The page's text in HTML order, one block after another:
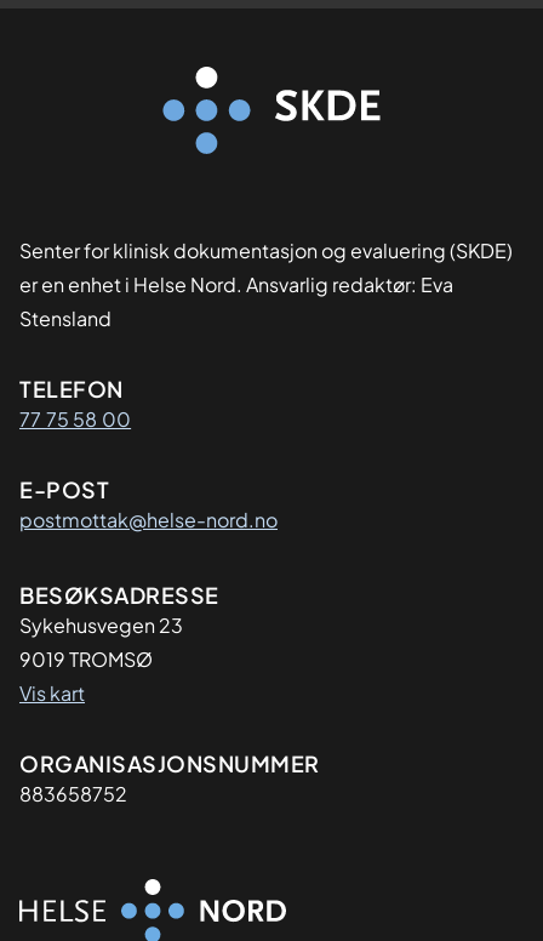
Senter for klinisk dokumentasjon og evaluering (SKDE)
er en enhet i Helse Nord. Ansvarlig redaktør: Eva
Stensland
Kontaktinformasjon
TELEFON
77 75 58 00
E-POST
postmottak@helse-nord.no
Adresse
BESØKSADRESSE
Sykehusvegen 23
9019 TROMSØ
Vis kart
Organisasjon
ORGANISASJONSNUMMER
883658752